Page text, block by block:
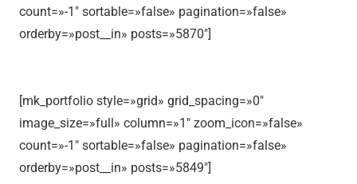
count=»-1″ sortable=»false» pagination=»false»
orderby=»post__in» posts=»5870″]
[mk_portfolio style=»grid» grid_spacing=»0″
image_size=»full» column=»1″ zoom_icon=»false»
count=»-1″ sortable=»false» pagination=»false»
orderby=»post__in» posts=»5849″]